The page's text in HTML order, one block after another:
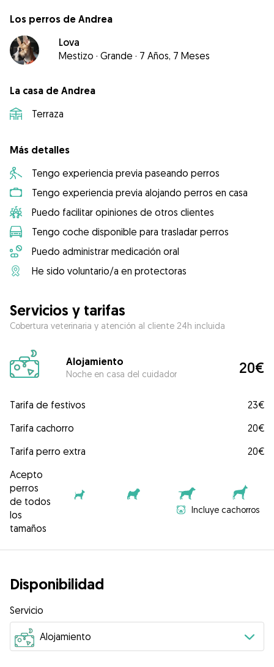
Los perros de Andrea
Lova
Mestizo · Grande · 7 Años, 7 Meses
La casa de Andrea
Terraza
Más detalles
Tengo experiencia previa paseando perros
Tengo experiencia previa alojando perros en casa
Puedo facilitar opiniones de otros clientes
Tengo coche disponible para trasladar perros
Puedo administrar medicación oral
He sido voluntario/a en protectoras
Servicios y tarifas
Cobertura veterinaria y atención al cliente 24h incluida
Alojamiento
Noche en casa del cuidador 20€
Tarifa de festivos
23€
Tarifa cachorro
20€
Tarifa perro extra
20€
Acepto
perros
de todos
los
tamaños
Incluye cachorros
Disponibilidad
Servicio